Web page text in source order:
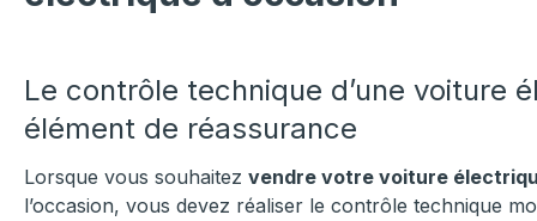
Le contrôle technique d’une voiture
élément de réassurance
Lorsque vous souhaitez vendre votre voiture
l’occasion, vous devez réaliser le contrôle technique